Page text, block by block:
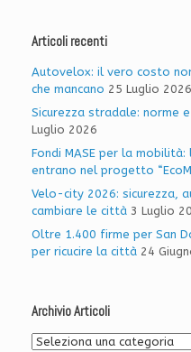
Articoli recenti
Autovelox: il vero costo
che mancano 25 Luglio 2026
Sicurezza stradale: norme
Luglio 2026
Fondi MASE per la
entrano nel progetto
Velo-city 2026: sicurezza,
cambiare le città 3 Luglio
Oltre 1.400 firme per San
per ricucire la città 24
Archivio Articoli
Archivio